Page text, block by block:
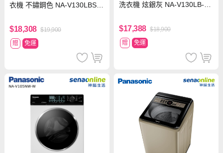
衣機 不鏽鋼色 NA-V130LBS-S
$18,308 $19,900
贈
免運
洗衣機 炫銀灰 NA-V130LB-L
$17,388 $18,900
贈
免運